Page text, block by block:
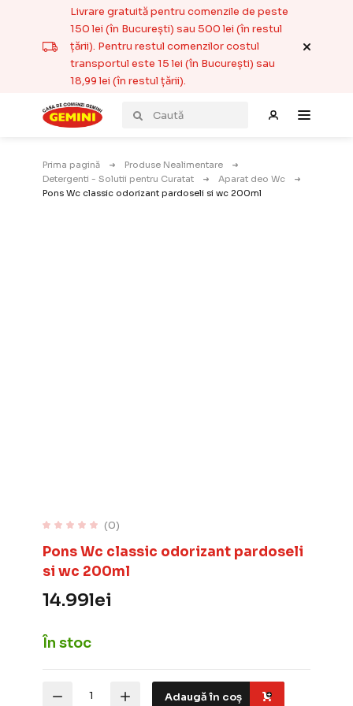
Livrare gratuită pentru comenzile de peste
150 lei (în București) sau 500 lei (în restul
țării). Pentru restul comenzilor costul
transportul este 15 lei (în București) sau
18,99 lei (în restul țării).
Prima pagină
Produse Nealimentare
Detergenti - Solutii pentru Curatat
Aparat deo Wc
Pons Wc classic odorizant pardoseli si wc 200ml
(0)
Pons Wc classic odorizant pardoseli
si wc 200ml
14.99lei
În stoc
Pons
Adaugă în coș